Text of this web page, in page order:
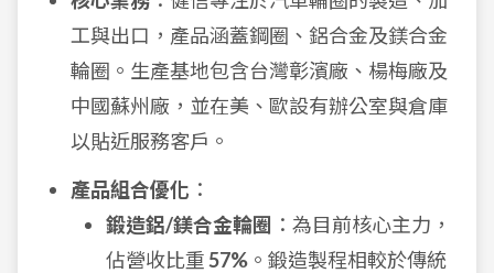
工與出口，產品涵蓋鋼圈、鋁合金及鎂合金
輪圈。生產基地包含台灣彰濱廠、楊梅廠及
中國蘇州廠，並在美、歐設有辦公室與倉庫
以貼近服務客戶。
產品組合優化 ：
鍛造鋁/鎂合金輪圈 ：為目前核心主力，
佔營收比重57% 。鍛造製程相較於傳統